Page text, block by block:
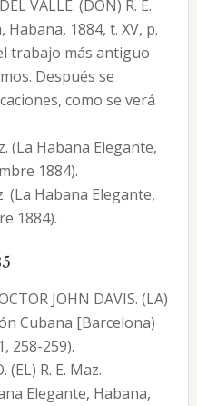
VALLE. (DON) R. E.
Habana, 1884, t. XV, p.
trabajo más antiguo
Después se
como se verá
(La Habana Elegante,
1884).
(La Habana Elegante,
1884).
JOHN DAVIS. (LA)
Cubana [Barcelona)
258-259).
(EL) R. E. Maz.
Elegante, Habana,